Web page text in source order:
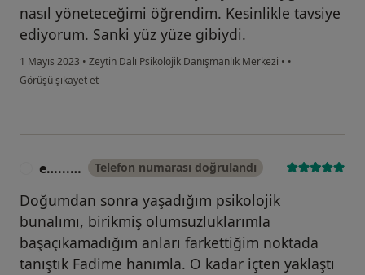
nasıl yöneteceğimi öğrendim. Kesinlikle tavsiye
ediyorum. Sanki yüz yüze gibiydi.
1 Mayıs 2023 • Zeytin Dalı Psikolojik Danışmanlık Merkezi • •
kullanıcının görüşüne göre Hasta
Görüşü şikayet et
e…...… Telefon numarası doğrulandı
Doğumdan sonra yaşadığım psikolojik
bunalımı, birikmiş olumsuzluklarımla
başaçıkamadığım anları farkettiğim noktada
tanıştık Fadime hanımla. O kadar içten yaklaştı